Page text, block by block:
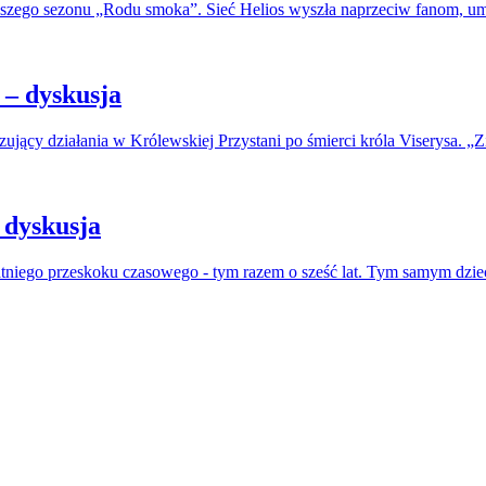
sezonu „Rodu smoka”. Sieć Helios wyszła naprzeciw
dyskusja
działania w Królewskiej Przystani po śmierci króla
przeskoku czasowego - tym razem o sześć lat. Tym samym